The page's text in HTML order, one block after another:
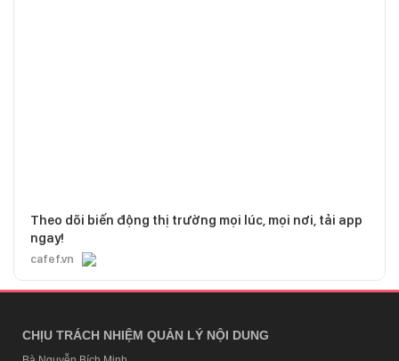
Theo dõi biến động thị trường mọi lúc, mọi nơi, tải app
ngay!
cafef.vn
CHỊU TRÁCH NHIỆM QUẢN LÝ NỘI DUNG